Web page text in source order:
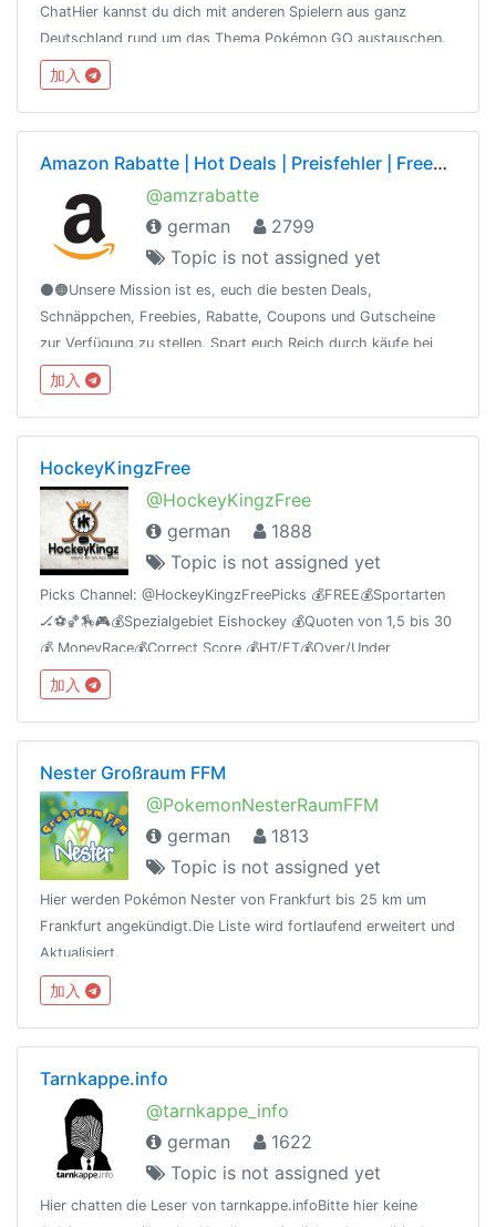
ChatHier kannst du dich mit anderen Spielern aus ganz
Deutschland rund um das Thema Pokémon GO austauschen.
Regeln und wichtige Links findet ihr in der angehefteten
Nachricht.@PokemonGoGer
加入
Amazon Rabatte | Hot Deals | Preisfehler | Freebies |
@amzrabatte
german
2799
Topic is not assigned yet
⚫🟠Unsere Mission ist es, euch die besten Deals,
Schnäppchen, Freebies, Rabatte, Coupons und Gutscheine
zur Verfügung zu stellen. Spart euch Reich durch käufe bei
Amazon!🟠⚫ℹ️Durch die hohe Mitgliederzahl, sind die Artikel
leider schnell vergriffen!
加入
HockeyKingzFree
@HockeyKingzFree
german
1888
Topic is not assigned yet
Picks Channel: @HockeyKingzFreePicks 💰FREE💰Sportarten
🏒⚽️🏀🏇🎮💰Spezialgebiet Eishockey 💰Quoten von 1,5 bis 30
💰 MoneyRace💰Correct Score 💰HT/FT💰Over/Under
加入
Nester Großraum FFM
@PokemonNesterRaumFFM
german
1813
Topic is not assigned yet
Hier werden Pokémon Nester von Frankfurt bis 25 km um
Frankfurt angekündigt.Die Liste wird fortlaufend erweitert und
Aktualisiert.
加入
Tarnkappe.info
@tarnkappe_info
german
1622
Topic is not assigned yet
Hier chatten die Leser von tarnkappe.infoBitte hier keine